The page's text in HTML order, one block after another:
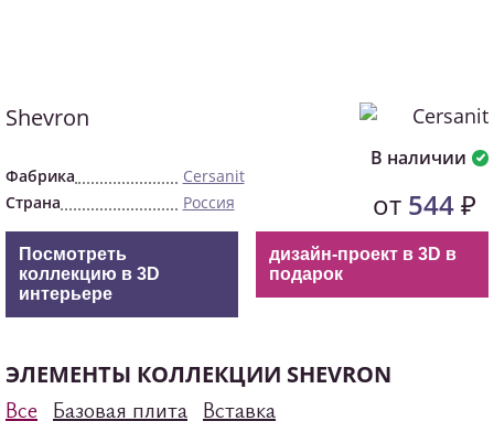
Shevron
Фабрика
Cersanit
Страна
Россия
В наличии
от 544₽
Посмотреть
коллекцию в 3D
интерьере
дизайн-проект в 3D в
подарок
ЭЛЕМЕНТЫ КОЛЛЕКЦИИ SHEVRON
Все Базовая плита Вставка